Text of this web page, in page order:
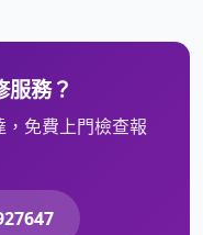
服務？
免費上門檢查報